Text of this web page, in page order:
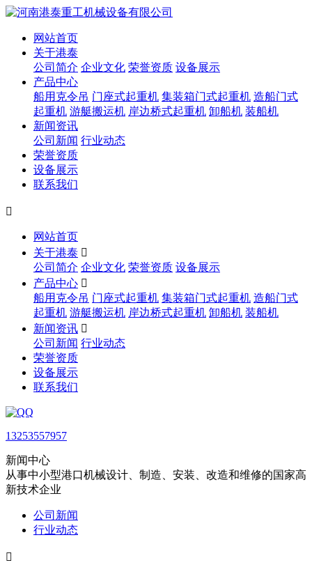
网站首页
关于港泰
公司简介 企业文化 荣誉资质 设备展示
产品中心
船用克令吊 门座式起重机 集装箱门式起重机 造船门式
起重机 游艇搬运机 岸边桥式起重机 卸船机 装船机
新闻资讯
公司新闻 行业动态
荣誉资质
设备展示
联系我们

网站首页
关于港泰 
公司简介 企业文化 荣誉资质 设备展示
产品中心 
船用克令吊 门座式起重机 集装箱门式起重机 造船门式
起重机 游艇搬运机 岸边桥式起重机 卸船机 装船机
新闻资讯 
公司新闻 行业动态
荣誉资质
设备展示
联系我们
13253557957
新闻中心
从事中小型港口机械设计、制造、安装、改造和维修的国家高
新技术企业
公司新闻
行业动态
